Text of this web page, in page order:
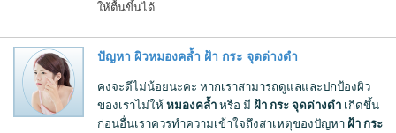
ให้ตื้นขึ้นได้
ปัญหา ผิวหมองคล้ำ ฝ้า กระ จุดด่างดำ
คงจะดีไม่น้อยนะคะ หากเราสามารถดูแลและปกป้องผิว
ของเราไม่ให้ หมองคล้ำ หรือ มี ฝ้า กระ จุดด่างดำ เกิดขึ้น
ก่อนอื่นเราควรทำความเข้าใจถึงสาเหตุของปัญหา ฝ้า กระ